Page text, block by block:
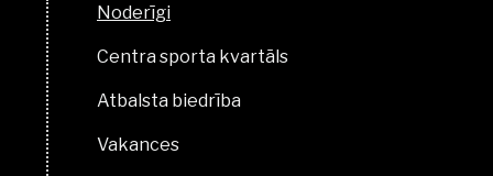
Noderīgi
Centra sporta kvartāls
Atbalsta biedrība
Vakances